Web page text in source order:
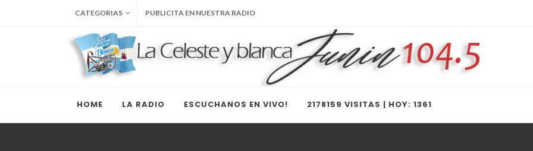
CATEGORIAS PUBLICITA EN NUESTRA RADIO
HOME LA RADIO ESCUCHANOS EN VIVO! 2178159 VISITAS | HOY: 1361